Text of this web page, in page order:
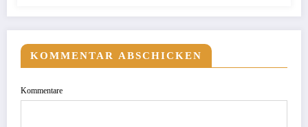
KOMMENTAR ABSCHICKEN
Kommentare